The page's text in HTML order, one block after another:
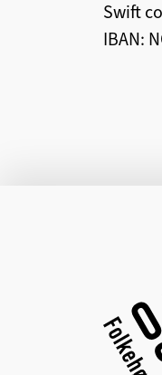
Swift
IBAN: